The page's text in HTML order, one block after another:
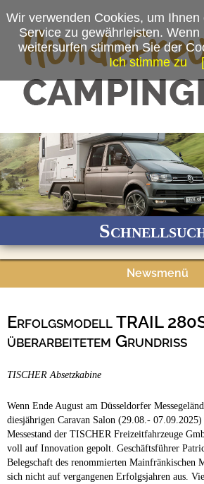
(c) TISCHER GmbH Freizeitfahrzeuge
Ganzjährig geöffnet
Newsmenü
Campingplätze
Erfolgsmodell TRAIL
überarbeitetem Grundriss
TISCHER Absetzkabine
Wenn Ende August am Düsseldorfer
diesjährigen Caravan Salon (29.08.-
Messestand der TISCHER Freizeitfahrzeuge
voll auf Innovation gepolt. Geschäftsführer
Belegschaft des renommierten Mainfränkischen
sich nicht auf vergangenen Erfolgsjahren aus.
Wir verwenden Cookies, um
Service zu gewährleisten.
weitersurfen stimmen Sie der
Ich stimme zu